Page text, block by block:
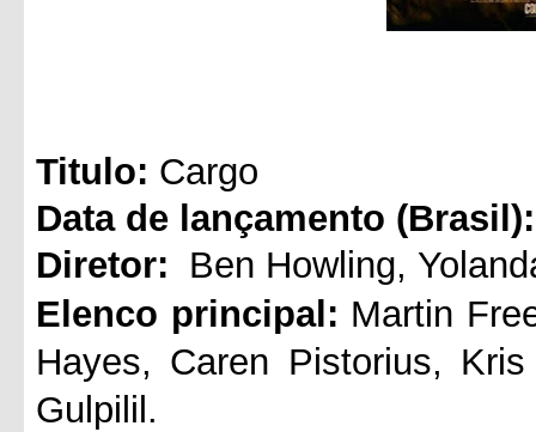
Titulo: Cargo
Data de lançamento (Brasil):
Diretor: Ben Howling,
Elenco principal: Martin
Hayes, Caren Pistorius,
Gulpilil.